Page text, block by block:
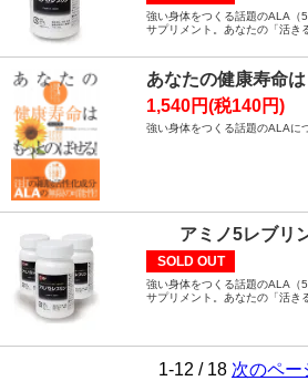
強い身体をつくる話題のALA（
サプリメント。あなたの「活き
あなたの健康寿命
1,540円(税140円)
強い身体をつくる話題のALAに
アミノ5レブリ
SOLD OUT
強い身体をつくる話題のALA（
サプリメント。あなたの「活き
1-12 / 18 次のペー